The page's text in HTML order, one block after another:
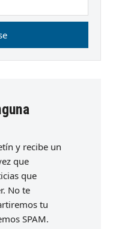
y recibe un
que
que
No te
tu
SPAM.